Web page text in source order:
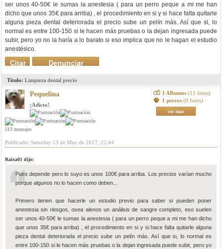
ser unos 40-50€ le sumas la anestesia ( para un perro peque a mi me han
dicho que unos 35€ para arriba) , el procedimiento en si y si hace falta quitarle
alguna pieza dental deteriorada el precio sube un pelín más. Así que si, lo
normal es entre 100-150 si le hacen más pruebas o la dejan ingresada puede
subir, pero yo no la haría a lo barato si eso implica que no le hagan el estudio
anestésico.
Denunciar
mensaje
Citar
Titulo: Limpieza dental precio
Pequelina
¡Adicto!
513 mensajes
1 Albumes (11 fotos)
1 perros (0 fotos)
ver mas
Publicado: Saturday 13 de May de 2017, 22:44
Raixa01 dijo:
Pues depende pero lo suyo es unos 100€ para arriba. Los precios varían mucho
porque algunos no lo hacen como deben...
Primero tienen que hacerle un estudio previo para saber si pueden poner
anestesia sin riesgos, osea alenos un análisis de sangre completo, eso suelen
ser unos 40-50€ le sumas la anestesia ( para un perro peque a mi me han dicho
que unos 35€ para arriba) , el procedimiento en si y si hace falta quitarle alguna
pieza dental deteriorada el precio sube un pelín más. Así que si, lo normal es
entre 100-150 si le hacen más pruebas o la dejan ingresada puede subir, pero yo